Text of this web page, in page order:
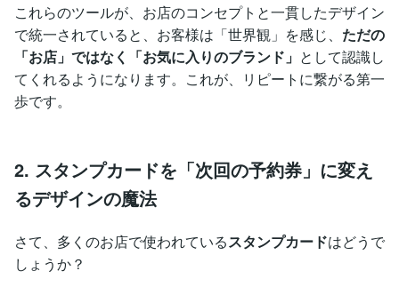
これらのツールが、お店のコンセプトと一貫したデザイン
で統一されていると、お客様は「世界観」を感じ、 ただの
「お店」ではなく「お気に入りのブランド」 として認識し
てくれるようになります。これが、リピートに繋がる第一
歩です。
2. スタンプカードを「次回の予約券」に変え
るデザインの魔法
さて、多くのお店で使われているスタンプカードはどうで
しょうか？